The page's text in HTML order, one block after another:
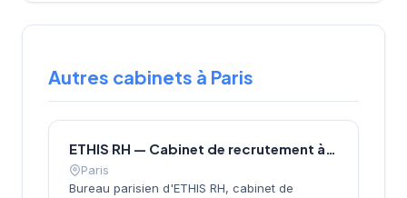
Autres cabinets à Paris
ETHIS RH — Cabinet de recrutement à Paris
Paris
Bureau parisien d'ETHIS RH, cabinet de